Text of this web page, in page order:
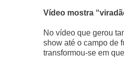
Vídeo mostra
No vídeo que gerou
show até o campo de
transformou-se em